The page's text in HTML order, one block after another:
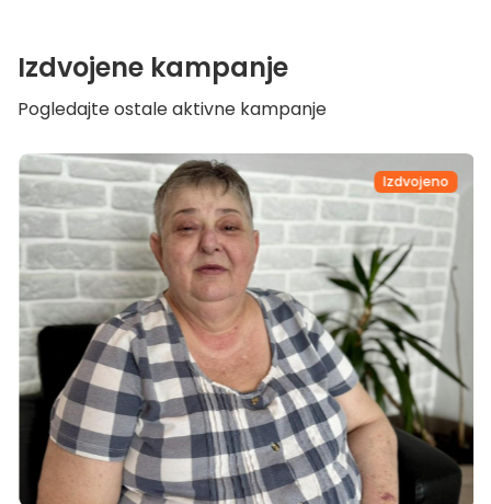
Izdvojene kampanje
Pogledajte ostale aktivne kampanje
Izdvojeno